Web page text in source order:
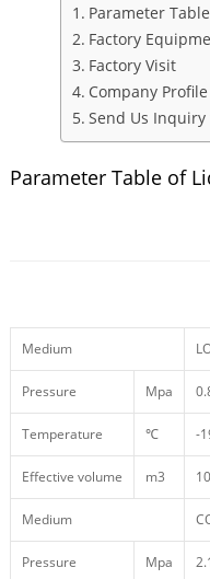
Parameter
Factory
Factory Visit
Company Profile
Send Us
Parameter Table of
Medium
Pressure Mpa
Temperature ℃ -
Effective volume m3 10
Medium
Pressure Mpa